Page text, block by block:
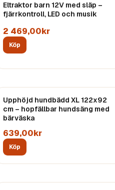
Eltraktor barn 12V med släp –
fjärrkontroll, LED och musik
2 469,00kr
Köp
Upphöjd hundbädd XL 122x92
cm – hopfällbar hundsäng med
bärväska
639,00kr
Köp